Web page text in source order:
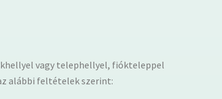
vagy telephellyel, fiókteleppel
alábbi feltételek szerint: